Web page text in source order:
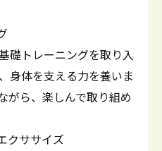
礎トレーニングを取り入
身体を支える力を養いま
がら、楽しんで取り組め
クササイズ